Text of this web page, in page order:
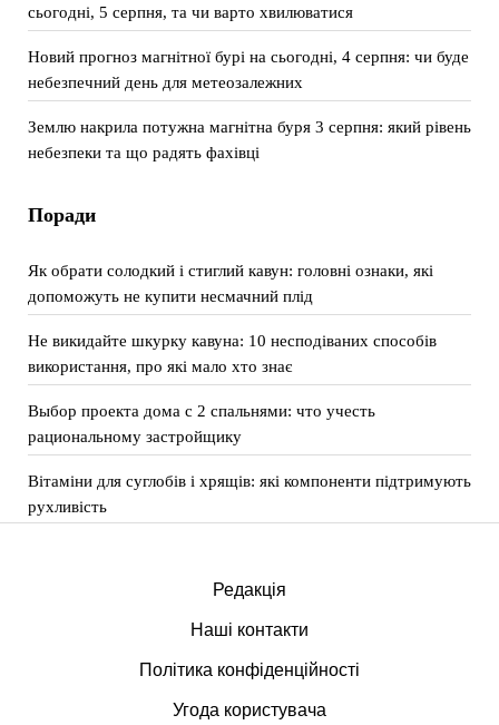
сьогодні, 5 серпня, та чи варто хвилюватися
Новий прогноз магнітної бурі на сьогодні, 4 серпня: чи буде
небезпечний день для метеозалежних
Землю накрила потужна магнітна буря 3 серпня: який рівень
небезпеки та що радять фахівці
Поради
Як обрати солодкий і стиглий кавун: головні ознаки, які
допоможуть не купити несмачний плід
Не викидайте шкурку кавуна: 10 несподіваних способів
використання, про які мало хто знає
Выбор проекта дома с 2 спальнями: что учесть
рациональному застройщику
Вітаміни для суглобів і хрящів: які компоненти підтримують
рухливість
Редакція
Наші контакти
Політика конфіденційності
Угода користувача